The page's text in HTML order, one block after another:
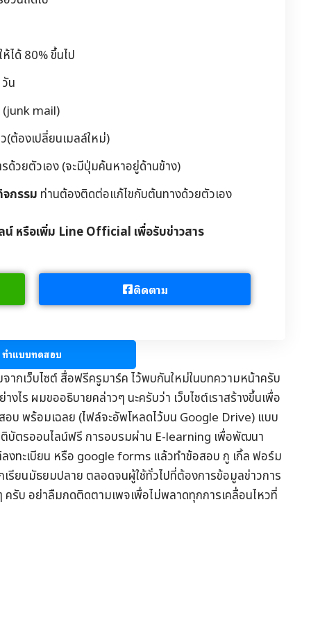
ได้ 80% ขึ้นไป
น
(junk mail)
(ต้องเปลี่ยนเมลล์ใหม่)
ด้วยตัวเอง (จะมีปุ่มค้นหาอยู่ด้านข้าง)
กรรม ท่านต้องติดต่อแก้ไขกับต้นทางด้วยตัวเอง
น์ หรือเพิ่ม Line Official เพื่อรับข่าวสาร
ติดตาม
ทำแบบทดสอบ
ากเว็บไซต์สื่อฟรีครูมาร์คไว้พบกันใหม่ในบทความหน้าครับ
งไร ผมขออธิบายคล่าวๆ นะครับว่า เว็บไซต์เราสร้างขึ้นเพื่อ
อบพร้อมเฉลย (ไฟล์จะอัพโหลดไว้บน Google Drive) แบบ
บัตรออนไลน์ฟรี การอบรมผ่าน E-learning เพื่อพัฒนา
ลงทะเบียน หรือ google forms แล้วทำข้อสอบ กู เกิ้ล ฟอร์ม
รียนมัธยมปลาย ตลอดจนผู้ใช้ทั่วไปที่ต้องการข้อมูลข่าวการ
รับ อย่าลืมกดติดตามเพจเพื่อไม่พลาดทุกการเคลื่อนไหวที่